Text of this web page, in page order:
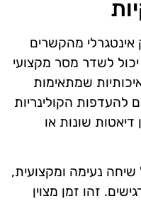
מהקשרים
לשדר מסר מקצועי
שמתאימות
להעדפות הקולינריות
שונות או
נעימה ומקצועית,
זהו זמן מצוין